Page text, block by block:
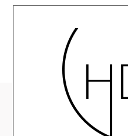
HDV-